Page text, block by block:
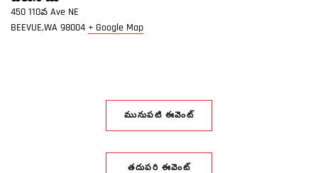
450 110వ Ave NE
BEEVUE,WA 98004 + Google Map
మునుపటి ఈవెంట్
తదుపరి ఈవెంట్